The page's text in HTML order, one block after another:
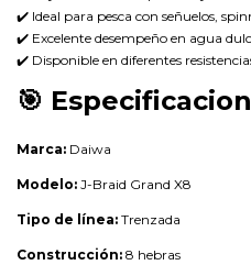
✔️ Ideal para pesca con señuelos,
✔️ Excelente desempeño en agua
✔️ Disponible en diferentes
🎯
Marca: Daiwa
Modelo: J-Braid Grand X8
Tipo de línea: Trenzada
Construcción: 8 hebras